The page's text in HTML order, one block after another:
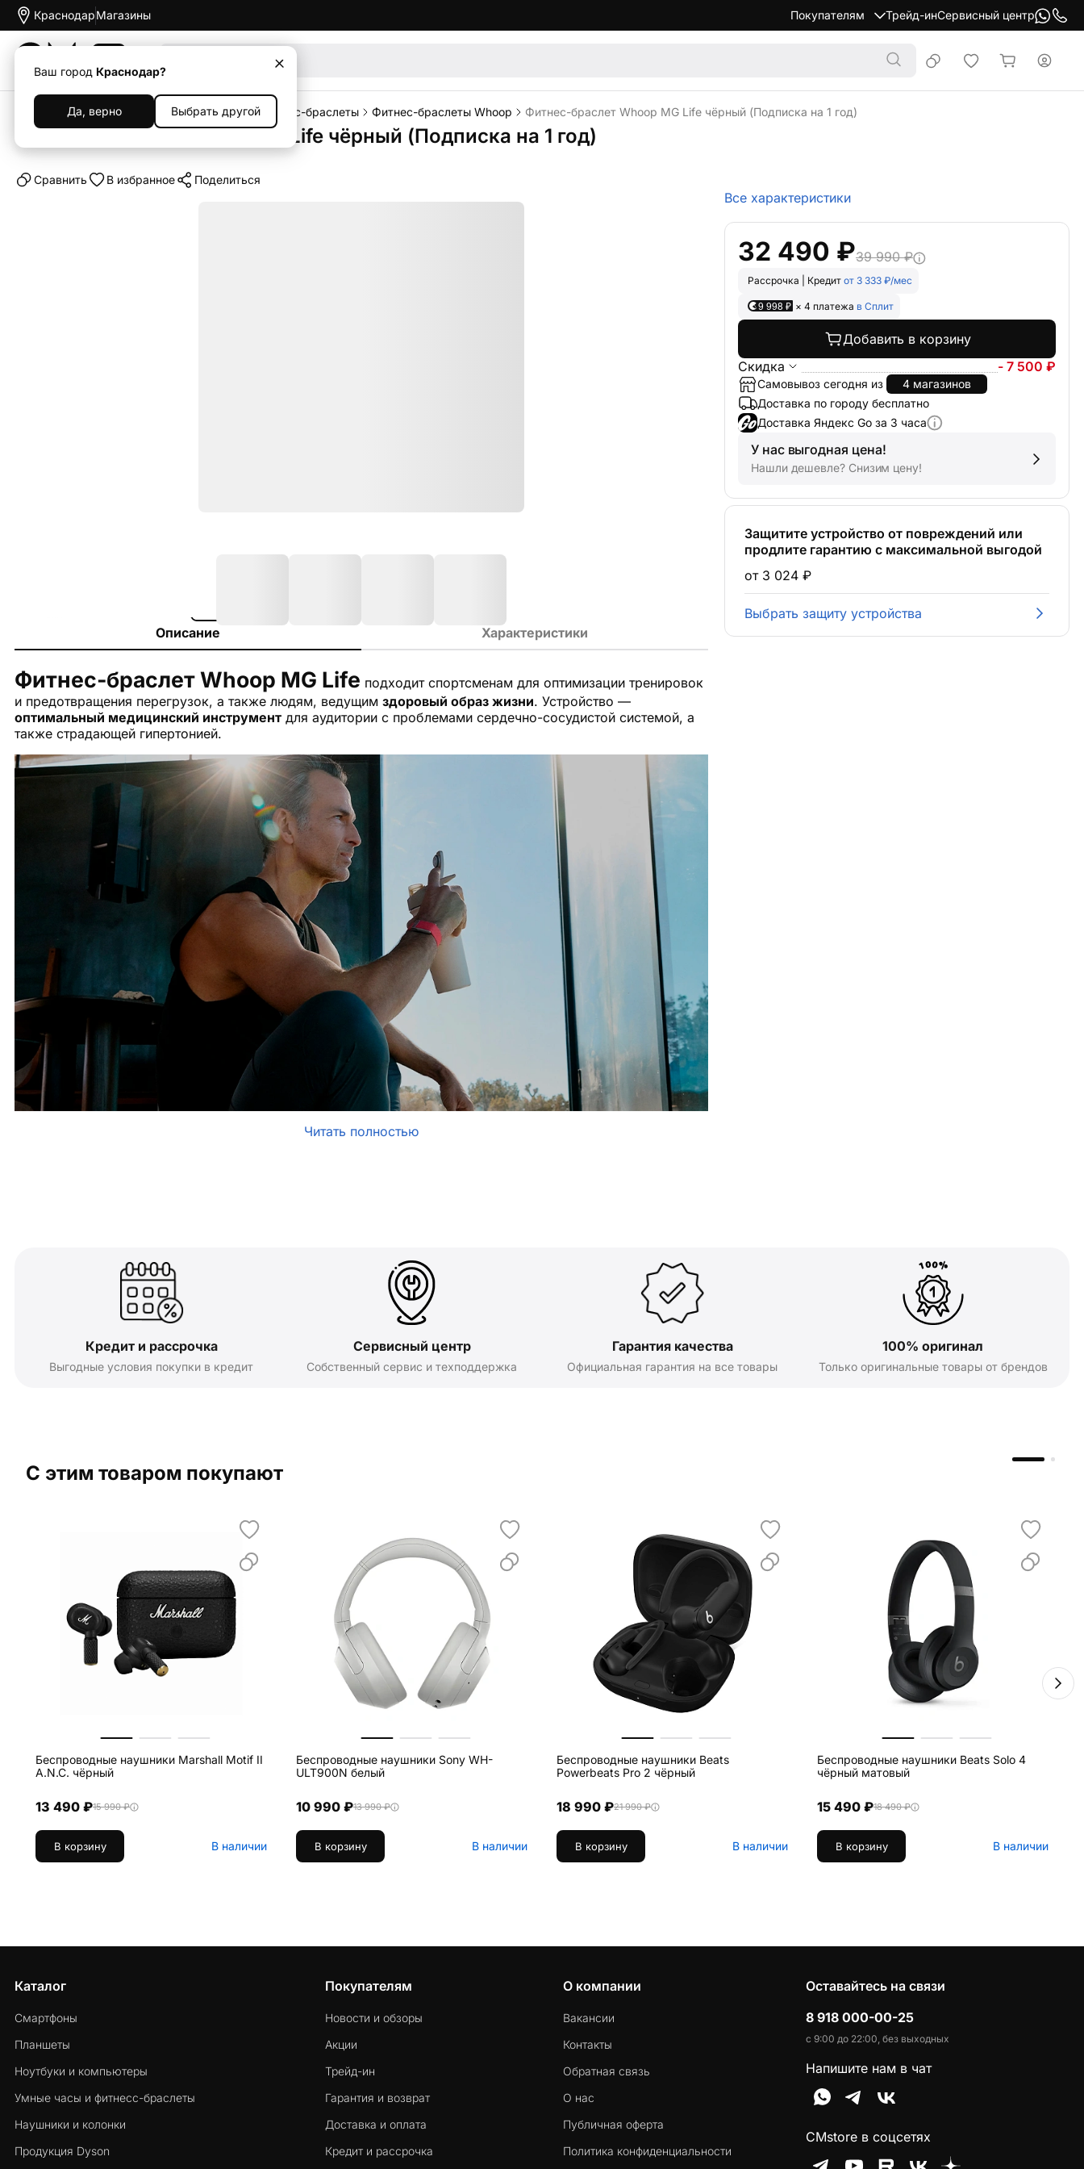
Краснодар
Ваш город Краснодар?
Да, верно Выбрать другой
Магазины Покупателям Трейд-инСервисный центр
Каталог Носимые устройства Фитнес-браслеты Фитнес-браслеты Whoop Фитнес-браслет Whoop MG Life чёрный (Подписка на 1 год)
Фитнес-браслет Whoop MG Life чёрный (Подписка на 1 год)
Cравнить В избранное Поделиться
Описание Характеристики
Фитнес-браслет Whoop MG Life подходит спортсменам для оптимизации тренировок
и предотвращения перегрузок, а также людям, ведущим здоровый образ жизни. Устройство —
оптимальный медицинский инструмент для аудитории с проблемами сердечно-сосудистой системой, а
также страдающей гипертонией.
Читать полностью
Все характеристики
32 490 ₽39 990 ₽
Рассрочка | Кредит от 3 333 ₽/мес
9 998 ₽ × 4 платежа в Сплит
Добавить в корзину
Скидка
- 7 500 ₽
Самовывоз сегодня из
4 магазинов
Доставка по городу бесплатно
Доставка Яндекс Go за 3 часа
У нас выгодная цена!
Нашли дешевле? Снизим цену!
Защитите устройство от повреждений или
продлите гарантию с максимальной выгодой
от 3 024 ₽
Выбрать защиту устройства
Кредит и рассрочка
Выгодные условия покупки в кредит
Сервисный центр
Собственный сервис и техподдержка
Гарантия качества
Официальная гарантия на все товары
100% оригинал
Только оригинальные товары от брендов
С этим товаром покупают
Беспроводные наушники Marshall Motif II
A.N.C. чёрный
13 490 ₽15 990 ₽
В корзину В наличии
Беспроводные наушники Sony WH-
ULT900N белый
10 990 ₽13 990 ₽
В корзину В наличии
Беспроводные наушники Beats
Powerbeats Pro 2 чёрный
18 990 ₽21 990 ₽
В корзину В наличии
Беспроводные наушники Beats Solo 4
чёрный матовый
15 490 ₽18 490 ₽
В корзину В наличии
Каталог
Смартфоны
Планшеты
Ноутбуки и компьютеры
Умные часы и фитнесс-браслеты
Наушники и колонки
Продукция Dyson
Покупателям
Новости и обзоры
Акции
Трейд-ин
Гарантия и возврат
Доставка и оплата
Кредит и рассрочка
О компании
Вакансии
Контакты
Обратная связь
О нас
Публичная оферта
Политика конфиденциальности
Оставайтесь на связи
8 918 000-00-25
с 9:00 до 22:00, без выходных
Напишите нам в чат
CMstore в соцсетях